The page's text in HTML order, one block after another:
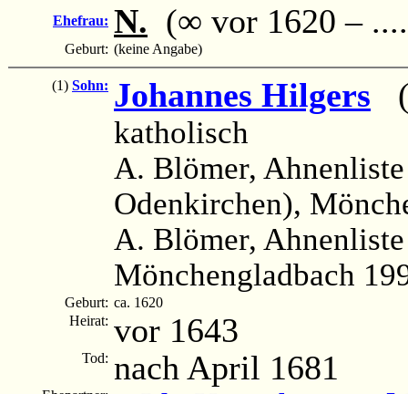
Ehefrau: N. (∞ vor 1620 –
Geburt: (keine Angabe)
(1) Sohn: Johannes Hilgers
katholisch
A. Blömer,
Odenkirchen),
A. Blömer,
Mönchengladbach
Geburt: ca. 1620
Heirat: vor 1643
Tod: nach April 1681